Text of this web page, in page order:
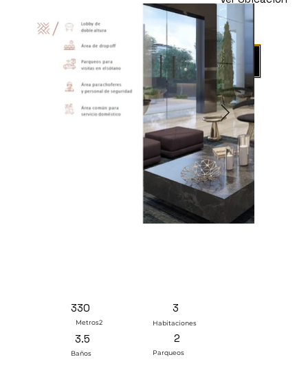
Agendar Visita
330
Metros2
3
Habitaciones
3.5
Baños
2
Parqueos